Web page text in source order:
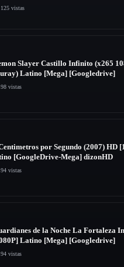
125 vistas
Slayer Castillo Infinito (x265
Latino [Mega] [Googledrive]
98 vistas
por Segundo (2007) ​HD
[GoogleDrive-Mega] dizonHD
94 vistas
de la Noche La Fortaleza
Latino [Mega] [Googledrive]
94 vistas